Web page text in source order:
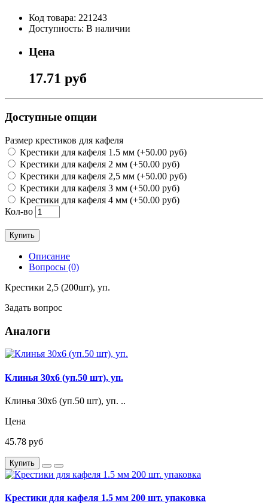
Код товара: 221243
Доступность: В наличии
Цена
17.71 руб
Доступные опции
Размер крестиков для кафеля
Крестики для кафеля 1.5 мм (+50.00 руб)
Крестики для кафеля 2 мм (+50.00 руб)
Крестики для кафеля 2,5 мм (+50.00 руб)
Крестики для кафеля 3 мм (+50.00 руб)
Крестики для кафеля 4 мм (+50.00 руб)
Кол-во
Купить
Описание
Вопросы (0)
Крестики 2,5 (200шт), уп.
Задать вопрос
Аналоги
Клинья 30х6 (уп.50 шт), уп.
Клинья 30х6 (уп.50 шт), уп. ..
Цена
45.78 руб
Купить
Крестики для кафеля 1.5 мм 200 шт. упаковка